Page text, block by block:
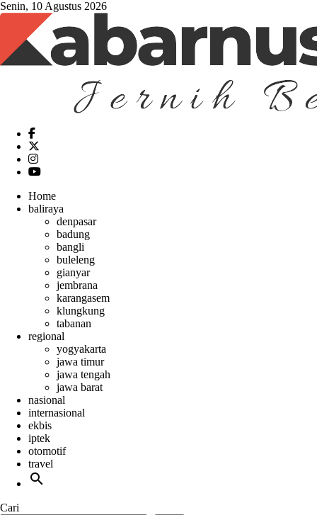
Senin, 10 Agustus 2026
Home
baliraya
denpasar
badung
bangli
buleleng
gianyar
jembrana
karangasem
klungkung
tabanan
regional
yogyakarta
jawa timur
jawa tengah
jawa barat
nasional
internasional
ekbis
iptek
otomotif
travel
search
Cari